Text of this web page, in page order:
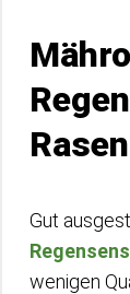
Gut
wenigen